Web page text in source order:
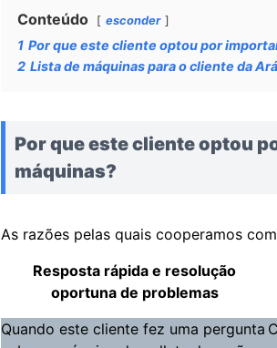
Conteúdo esconder
1 Por que este cliente optou por
2 Lista de máquinas para o cliente da
Por que este cliente optou
máquinas?
As razões pelas quais cooperamos
Resposta rápida e resolução
oportuna de problemas
Quando este cliente fez uma pergunta